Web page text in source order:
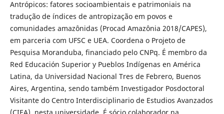
Antrópicos: fatores socioambientais e patrimoniais na
tradução de índices de antropização em povos e
comunidades amazônidas (Procad Amazônia 2018/CAPES),
em parceria com UFSC e UEA. Coordena o Projeto de
Pesquisa Moranduba, financiado pelo CNPq. É membro da
Red Educación Superior y Pueblos Indígenas en América
Latina, da Universidad Nacional Tres de Febrero, Buenos
Aires, Argentina, sendo também Investigador Posdoctoral
Visitante do Centro Interdisciplinario de Estudios Avanzados
(CIEA), nesta universidade. É sócio colaborador na